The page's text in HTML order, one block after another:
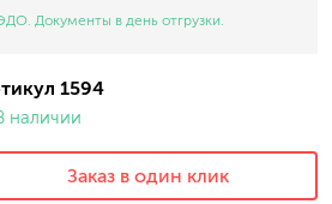
Документы в день отгрузки.
1594
наличии
Заказ в один клик